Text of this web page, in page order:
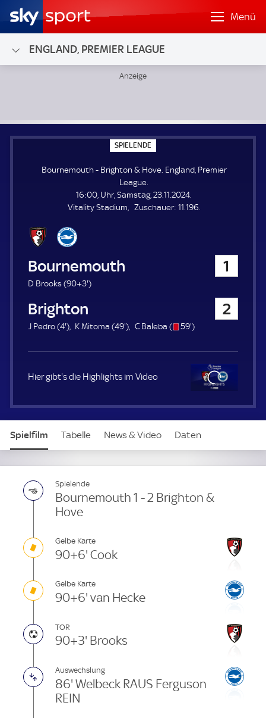
Menü
ENGLAND, PREMIER LEAGUE
SPIELENDE
P
E
N
D
E
Bournemouth - Brighton & Hove. England, Premier
League.
16:00, Uhr, Samstag, 23.11.2024.
Vitality Stadium
Zuschauer: Z
11.196.
Bournemouth 1
D Brooks (90+3'9
.
i
u
e
)
Brighton & Hove 2
J Pedro (4'4
m
n
e
) K Mitoma (49'4
.
i
t
e
) C Baleba (
s
o
59'5
.
t
e
)
Hier gibt's die Highlights im Video
Spielfilm Tabelle News & Video Daten
Aufstellung
Spielende
Bournemouth 1 - 2 Brighton &
Hove
Gelbe Karte
90+6' Cook
Gelbe Karte
90+6' van Hecke
TOR
90+3' Brooks
Auswechslung
86' Welbeck RAUS Ferguson
REIN